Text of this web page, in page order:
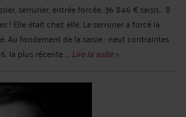
serrurier, entrée forcée, 36 846 € saisis... 8
! Elle était chez elle. Le serrurier a forcé la
Au fondement de la saisie : neuf contraintes
la plus récente ... Lire la suite >